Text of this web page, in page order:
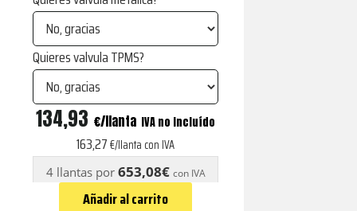
Quieres valvula TPMS?
LOAD
GLOSS
BLACK
134,93 € IVA no incluído
163,27€/llanta con IVA
4 llantas por 653,08€ con IVA
Añadir al carrito